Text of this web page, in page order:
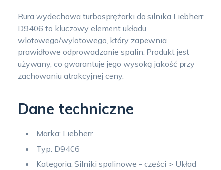
Rura wydechowa turbosprężarki do silnika Liebherr
D9406 to kluczowy element układu
wlotowego/wylotowego, który zapewnia
prawidłowe odprowadzanie spalin. Produkt jest
używany, co gwarantuje jego wysoką jakość przy
zachowaniu atrakcyjnej ceny.
Dane techniczne
Marka: Liebherr
Typ: D9406
Kategoria: Silniki spalinowe - części > Układ